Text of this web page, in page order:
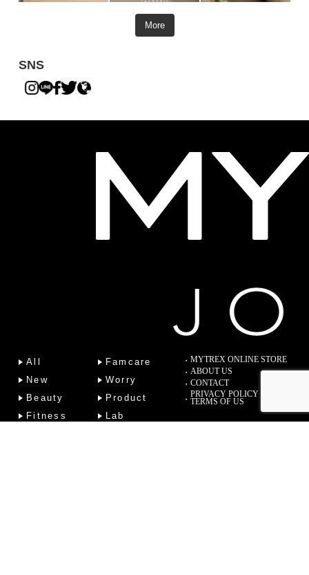
More
SNS
All
New
Beauty
Fitness
Famcare
Worry
Product
Lab
MYTREX ONLINE STORE
ABOUT US
CONTACT
PRIVACY POLICY
TERMS OF US